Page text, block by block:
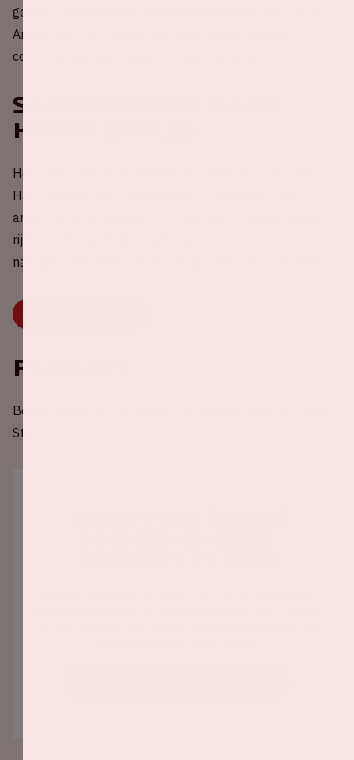
gebruikmaken van onze prikkelvriendelijke unit op het
ArenA Dek. Een rustige plek met minder geluid en
comfortabele zitplekken om even bij te komen.
Samen rijden naar
Harry Styles
Help mee met het reduceren van CO2-uitstoot rondom
Harry Styles! Deel nu jouw lege autostoel(en) met
andere fans of kies een rit uit om mee te rijden. Samen
rijden is veel gezelliger, beter voor je portemonnee én
natuurlijk het milieu. Druk snel op onderstaande knop.
Playlist
Bereid je voor op het concert en geniet alvast van Harry
Styles!